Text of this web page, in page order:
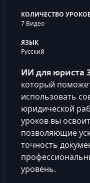
КОЛИЧЕСТВО
7 Видео
ЯЗЫК
Русский
ИИ для юриста
который
использовать
юридической
уроков вы
позволяющие
точность
уровень.